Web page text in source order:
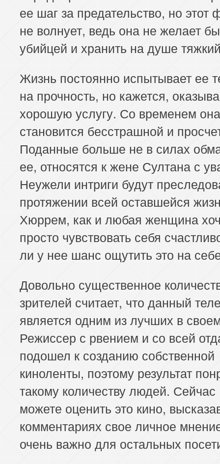
ее шаг за предательство, но этот
не волнует, ведь она не желает
убийцей и хранить на душе
Жизнь постоянно испытывает ее
на прочность, но кажется,
хорошую услугу. Со временем она
становится бесстрашной и
Поданные больше не в силах
ее, относятся к жене Султана с
Неужели интриги будут
протяжении всей оставшейся
Хюррем, как и любая женщина
просто чувствовать себя
ли у нее шанс ощутить это на
Довольно существенное
зрителей считает, что данный
является одним из лучших в
Режиссер с рвением и со всей
подошел к созданию собственной
киноленты, поэтому результат
такому количеству людей.
можете оценить это кино,
комментариях свое личное
очень важно для остальных